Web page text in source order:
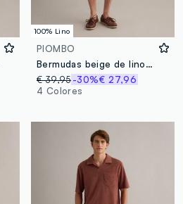
100% Lino
PIOMBO
Bermudas beige de lino puro con cintura elástica
€ 39,95 -30%€ 27,96
4 Colores